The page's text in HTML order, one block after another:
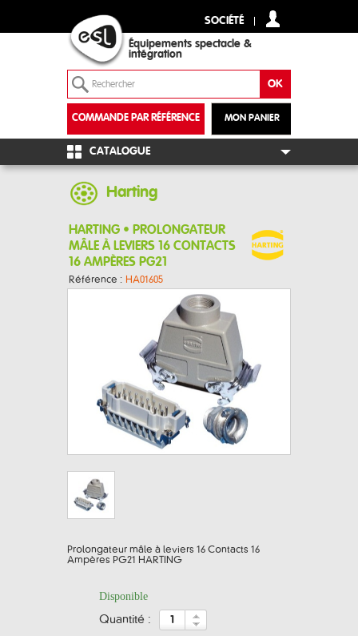
SOCIÉTÉ
Équipements spectacle &
intégration
MON PANIER
COMMANDE PAR RÉFÉRENCE
+
CATALOGUE
Harting
HARTING • PROLONGATEUR
MÂLE À LEVIERS 16 CONTACTS
16 AMPÈRES PG21
Référence : HA01605
Prolongateur mâle à leviers 16 Contacts 16
Ampères PG21 HARTING
Disponible
quantité :